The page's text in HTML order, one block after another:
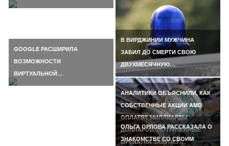
В ВИРДЖИНИИ МУЖЧИНА
ЗАБИЛ ДО СМЕРТИ СВОЮ
ДВУХМЕСЯЧНУЮ…
GOOGLE РАСШИРИЛА
ВОЗМОЖНОСТИ
ВИРТУАЛЬНОЙ…
АНАЛИТИКИ ОБЪЯСНИЛИ, КАК
СОБСТВЕННЫЕ АКЦИИ AMD
ОПЛАТЯТ МИЛЛИАРДЫ
ДОЛЛАРОВ, ПОТРАЧЕННЫЕ
OPENAI НА ЗАКУПКУ…
ОЛЬГА ОРЛОВА РАССКАЗАЛА О
ЗНАКОМСТВЕ СО СВОИМ